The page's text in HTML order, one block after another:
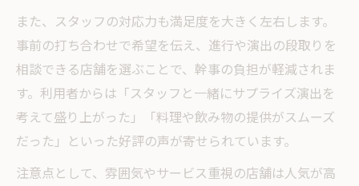
また、スタッフの対応力も満足度を大きく左右します。
事前の打ち合わせで希望を伝え、進行や演出の段取りを
相談できる店舗を選ぶことで、幹事の負担が軽減されま
す。利用者からは「スタッフと一緒にサプライズ演出を
考えて盛り上がった」「料理や飲み物の提供がスムーズ
だった」といった好評の声が寄せられています。
注意点として、雰囲気やサービス重視の店舗は人気が高